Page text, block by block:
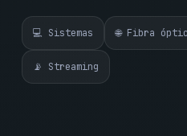
💻 Sistemas 🌐 Fibra
📡 Streaming